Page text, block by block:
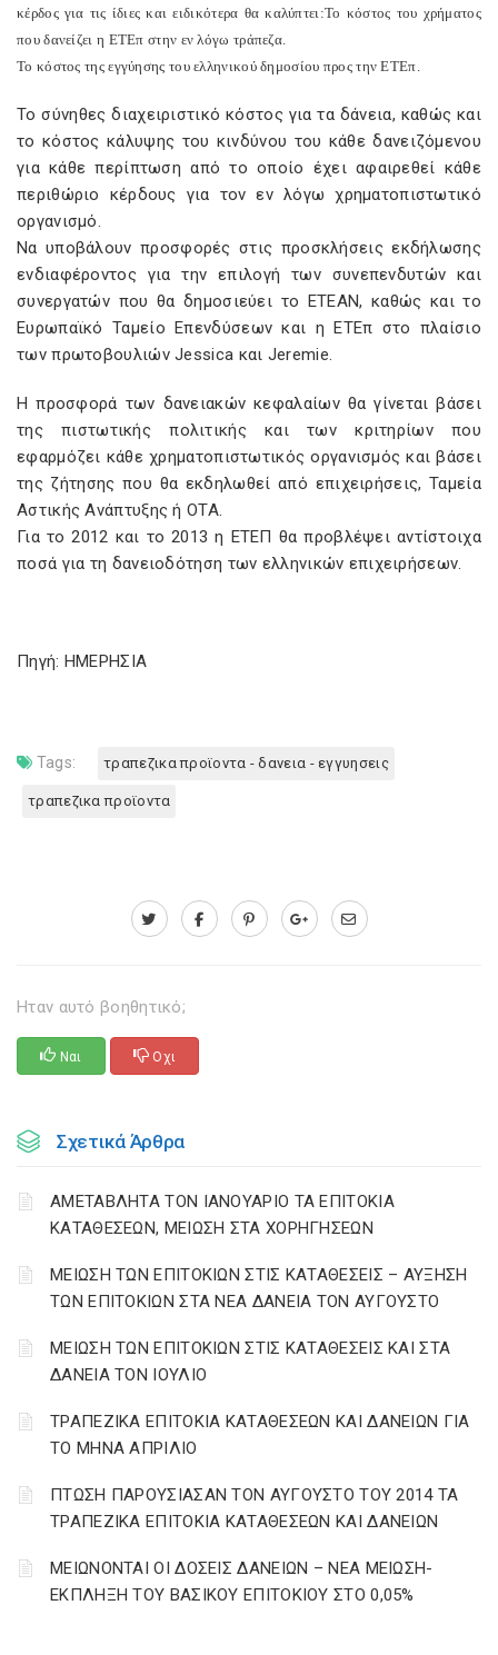
κέρδος για τις ίδιες και ειδικότερα θα καλύπτει:To κόστος του χρήματος
που δανείζει η ΕΤΕπ στην εν λόγω τράπεζα.
Το κόστος της εγγύησης του ελληνικού δημοσίου προς την ΕΤΕπ.
Το σύνηθες διαχειριστικό κόστος για τα δάνεια, καθώς και
το κόστος κάλυψης του κινδύνου του κάθε δανειζόμενου
για κάθε περίπτωση από το οποίο έχει αφαιρεθεί κάθε
περιθώριο κέρδους για τον εν λόγω χρηματοπιστωτικό
οργανισμό.
Να υποβάλουν προσφορές στις προσκλήσεις εκδήλωσης
ενδιαφέροντος για την επιλογή των συνεπενδυτών και
συνεργατών που θα δημοσιεύει το ΕΤΕΑΝ, καθώς και το
Ευρωπαϊκό Ταμείο Επενδύσεων και η ΕΤΕπ στο πλαίσιο
των πρωτοβουλιών Jessica και Jeremie.
H προσφορά των δανειακών κεφαλαίων θα γίνεται βάσει
της πιστωτικής πολιτικής και των κριτηρίων που
εφαρμόζει κάθε χρηματοπιστωτικός οργανισμός και βάσει
της ζήτησης που θα εκδηλωθεί από επιχειρήσεις, Ταμεία
Αστικής Ανάπτυξης ή ΟΤΑ.
Για το 2012 και το 2013 η ΕΤΕΠ θα προβλέψει αντίστοιχα
ποσά για τη δανειοδότηση των ελληνικών επιχειρήσεων.
Πηγή: ΗΜΕΡΗΣΙΑ
Tags: τραπεζικα προϊοντα - δανεια - εγγυησεις
τραπεζικα προϊοντα
Ηταν αυτό βοηθητικό;
Ναι Οχι
Σχετικά Άρθρα
ΑΜΕΤΑΒΛΗΤΑ ΤΟΝ ΙΑΝΟΥΑΡΙΟ ΤΑ ΕΠΙΤΟΚΙΑ
ΚΑΤΑΘΕΣΕΩΝ, ΜΕΙΩΣΗ ΣΤΑ ΧΟΡΗΓΗΣΕΩΝ
ΜΕΙΩΣΗ ΤΩΝ ΕΠΙΤΟΚΙΩΝ ΣΤΙΣ ΚΑΤΑΘΕΣΕΙΣ – ΑΥΞΗΣΗ
ΤΩΝ ΕΠΙΤΟΚΙΩΝ ΣΤΑ ΝΕΑ ΔΑΝΕΙΑ ΤΟΝ ΑΥΓΟΥΣΤΟ
ΜΕΙΩΣΗ ΤΩΝ ΕΠΙΤΟΚΙΩΝ ΣΤΙΣ ΚΑΤΑΘΕΣΕΙΣ ΚΑΙ ΣΤΑ
ΔΑΝΕΙΑ ΤΟΝ ΙΟΥΛΙΟ
ΤΡΑΠΕΖΙΚΑ ΕΠΙΤΟΚΙΑ ΚΑΤΑΘΕΣΕΩΝ ΚΑΙ ΔΑΝΕΙΩΝ ΓΙΑ
ΤΟ ΜΗΝΑ ΑΠΡΙΛΙΟ
ΠΤΩΣΗ ΠΑΡΟΥΣΙΑΣΑΝ ΤΟΝ ΑΥΓΟΥΣΤΟ ΤΟΥ 2014 ΤΑ
ΤΡΑΠΕΖΙΚΑ ΕΠΙΤΟΚΙΑ ΚΑΤΑΘΕΣΕΩΝ ΚΑΙ ΔΑΝΕΙΩΝ
ΜΕΙΩΝΟΝΤΑΙ ΟΙ ΔΟΣΕΙΣ ΔΑΝΕΙΩΝ – ΝΕΑ ΜΕΙΩΣΗ-
ΕΚΠΛΗΞΗ ΤΟΥ ΒΑΣΙΚΟΥ ΕΠΙΤΟΚΙΟΥ ΣΤΟ 0,05%